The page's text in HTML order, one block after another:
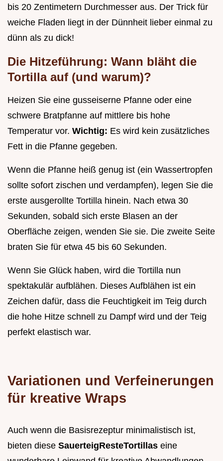
bis 20 Zentimetern Durchmesser aus. Der Trick für
weiche Fladen liegt in der Dünnheit lieber einmal zu
dünn als zu dick!
Die Hitzeführung: Wann bläht die
Tortilla auf (und warum)?
Heizen Sie eine gusseiserne Pfanne oder eine
schwere Bratpfanne auf mittlere bis hohe
Temperatur vor. Wichtig: Es wird kein zusätzliches
Fett in die Pfanne gegeben.
Wenn die Pfanne heiß genug ist (ein Wassertropfen
sollte sofort zischen und verdampfen), legen Sie die
erste ausgerollte Tortilla hinein. Nach etwa 30
Sekunden, sobald sich erste Blasen an der
Oberfläche zeigen, wenden Sie sie. Die zweite Seite
braten Sie für etwa 45 bis 60 Sekunden.
Wenn Sie Glück haben, wird die Tortilla nun
spektakulär aufblähen. Dieses Aufblähen ist ein
Zeichen dafür, dass die Feuchtigkeit im Teig durch
die hohe Hitze schnell zu Dampf wird und der Teig
perfekt elastisch war.
Variationen und Verfeinerungen
für kreative Wraps
Auch wenn die Basisrezeptur minimalistisch ist,
bieten diese SauerteigResteTortillas eine